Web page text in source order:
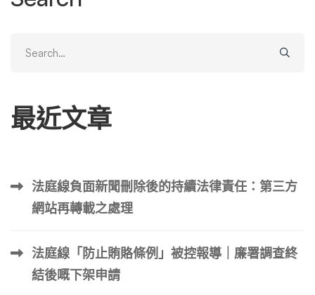
評論的影響。 1.虛假評論和內容 捏造或包含不誠實資訊的評
業聲譽的負面評論。 我們看到的一些虛假 Google 評論的例
子包括： 2.攻擊性材料與負面評論 Google 將刪除包含仇恨
3.個人資訊 任何包含個人資訊（例如某人的財務詳細資料、
聯絡電話或其他私人資料）的評論都違反了 Google 的隱私
for:
最近文章
法庭線負面新聞刪除後的持續法律責任：第三方
網站再轉載之處理
法庭線「防止賄賂條例」被控報導｜廉署調查終
結後嘅下架申請